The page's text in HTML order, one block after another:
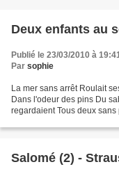
Deux enfants au
Publié le 23/03/2010 à
Par sophie
La mer sans arrêt Roulait
Dans l'odeur des pins Du
regardaient Tous deux
Salomé (2) -